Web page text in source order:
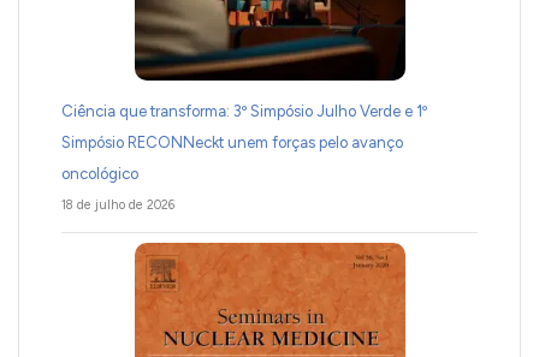
Ciência que transforma: 3º Simpósio Julho Verde e 1º
Simpósio RECONNeckt unem forças pelo avanço
oncológico
18 de julho de 2026